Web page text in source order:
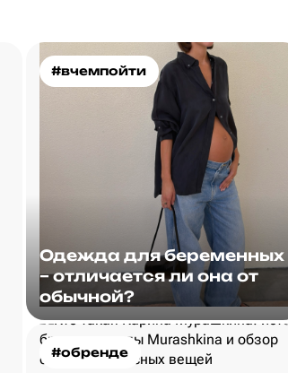
#вчемпойти
Одежда для беременных
– отличается ли она от
обычной?
#обренде